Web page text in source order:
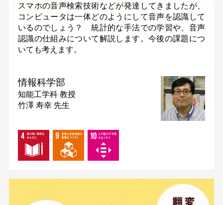
スマホの音声検索技術などが発達してきましたが、
コンピュータは一体どのようにして音声を認識して
いるのでしょう？ 統計的な手法での学習や、音声
認識の仕組みについて解説します。今後の課題につ
いても考えます。
情報科学部
知能工学科 教授
竹澤 寿幸 先生